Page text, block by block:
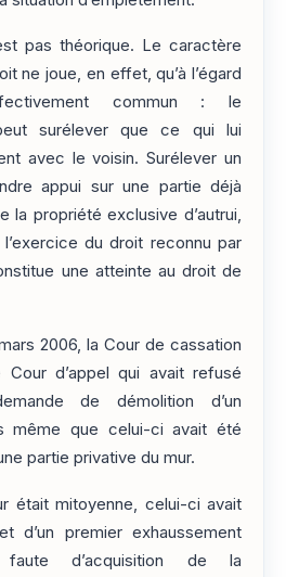
pas théorique. Le caractère
ne joue, en effet, qu’à l’égard
commun : le
surélever que ce qui lui
avec le voisin. Surélever un
appui sur une partie déjà
la propriété exclusive d’autrui,
du droit reconnu par
une atteinte au droit de
2006, la Cour de cassation
d’appel qui avait refusé
de démolition d’un
même que celui-ci avait été
partie privative du mur.
était mitoyenne, celui-ci avait
d’un premier exhaussement
d’acquisition de la